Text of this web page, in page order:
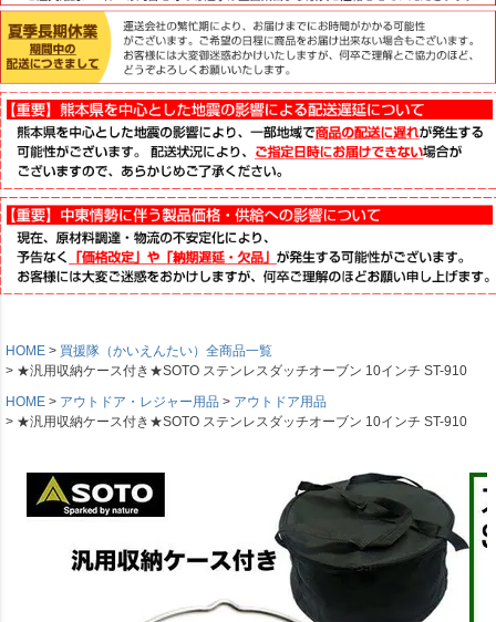
HOME
買援隊（かいえんたい）全商品一覧
★汎用収納ケース付き★SOTO ステンレスダッチオーブン 10インチ ST-910
HOME
アウトドア・レジャー用品
アウトドア用品
★汎用収納ケース付き★SOTO ステンレスダッチオーブン 10インチ ST-910